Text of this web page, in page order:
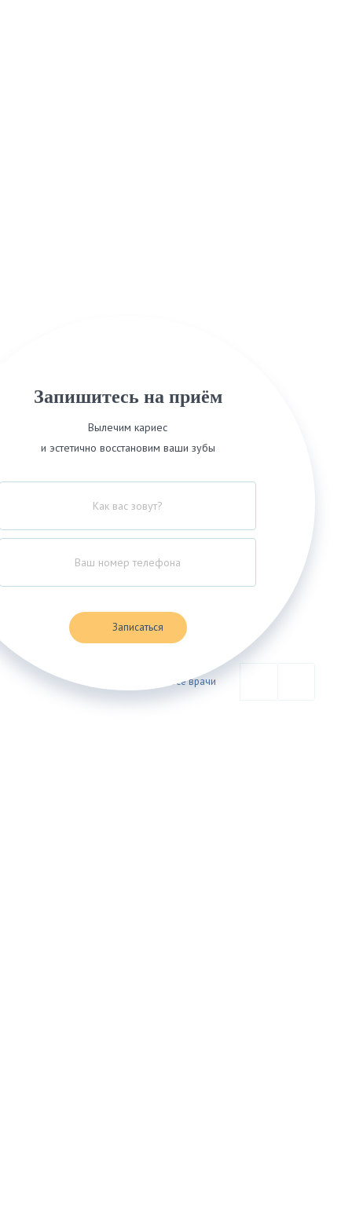
Запишитесь на приём
Вылечим кариес
и эстетично восстановим ваши зубы
Записаться
Все врачи